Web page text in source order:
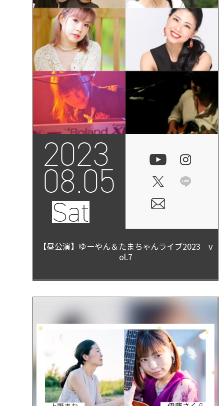
2023
08.05
Sat
【昼公演】ゆーやん＆たまちゃんライブ2023 v
ol.7